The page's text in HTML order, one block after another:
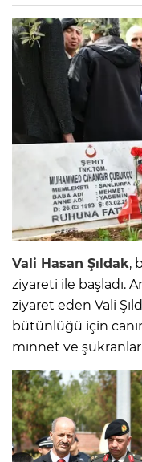
Vali Hasan Şıldak,
ziyareti ile başladı.
ziyaret eden Vali
bütünlüğü için
minnet ve